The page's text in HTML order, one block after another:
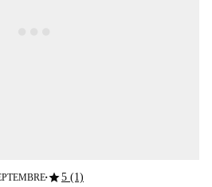
■star5 (1)